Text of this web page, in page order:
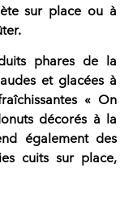
sur place ou à
phares de la
et glacées à
« On
décorés à la
également des
cuits sur place,